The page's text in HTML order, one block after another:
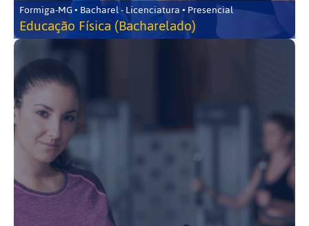
Formiga-MG • Bacharel - Licenciatura • Presencial
Educação Física (Bacharelado)